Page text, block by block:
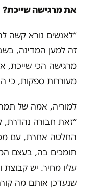
את מרגישה שייכת?
״לאנשים נורא קשה
זה למען המדינה,
מרגישה הכי שייכת,
מעוררות ספקות, כי
למוריה, אמה של
״זאת חבורה
החלטה אחרת, עם
תומכים בה, בעצם
עליו מחיר. יש
שנעדכן אותם מה